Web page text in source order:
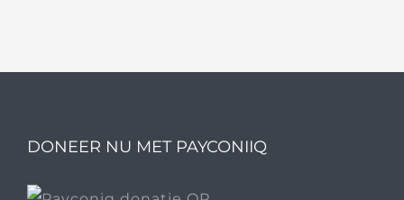
DONEER NU MET PAYCONIIQ